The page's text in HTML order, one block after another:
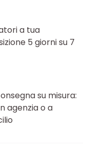
a tua
5 giorni su 7
su misura:
agenzia o a